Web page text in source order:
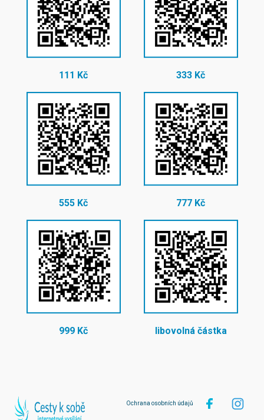
111 Kč 333 Kč
555 Kč 777 Kč
999 Kč libovolná částka
Ochrana osobních údajů